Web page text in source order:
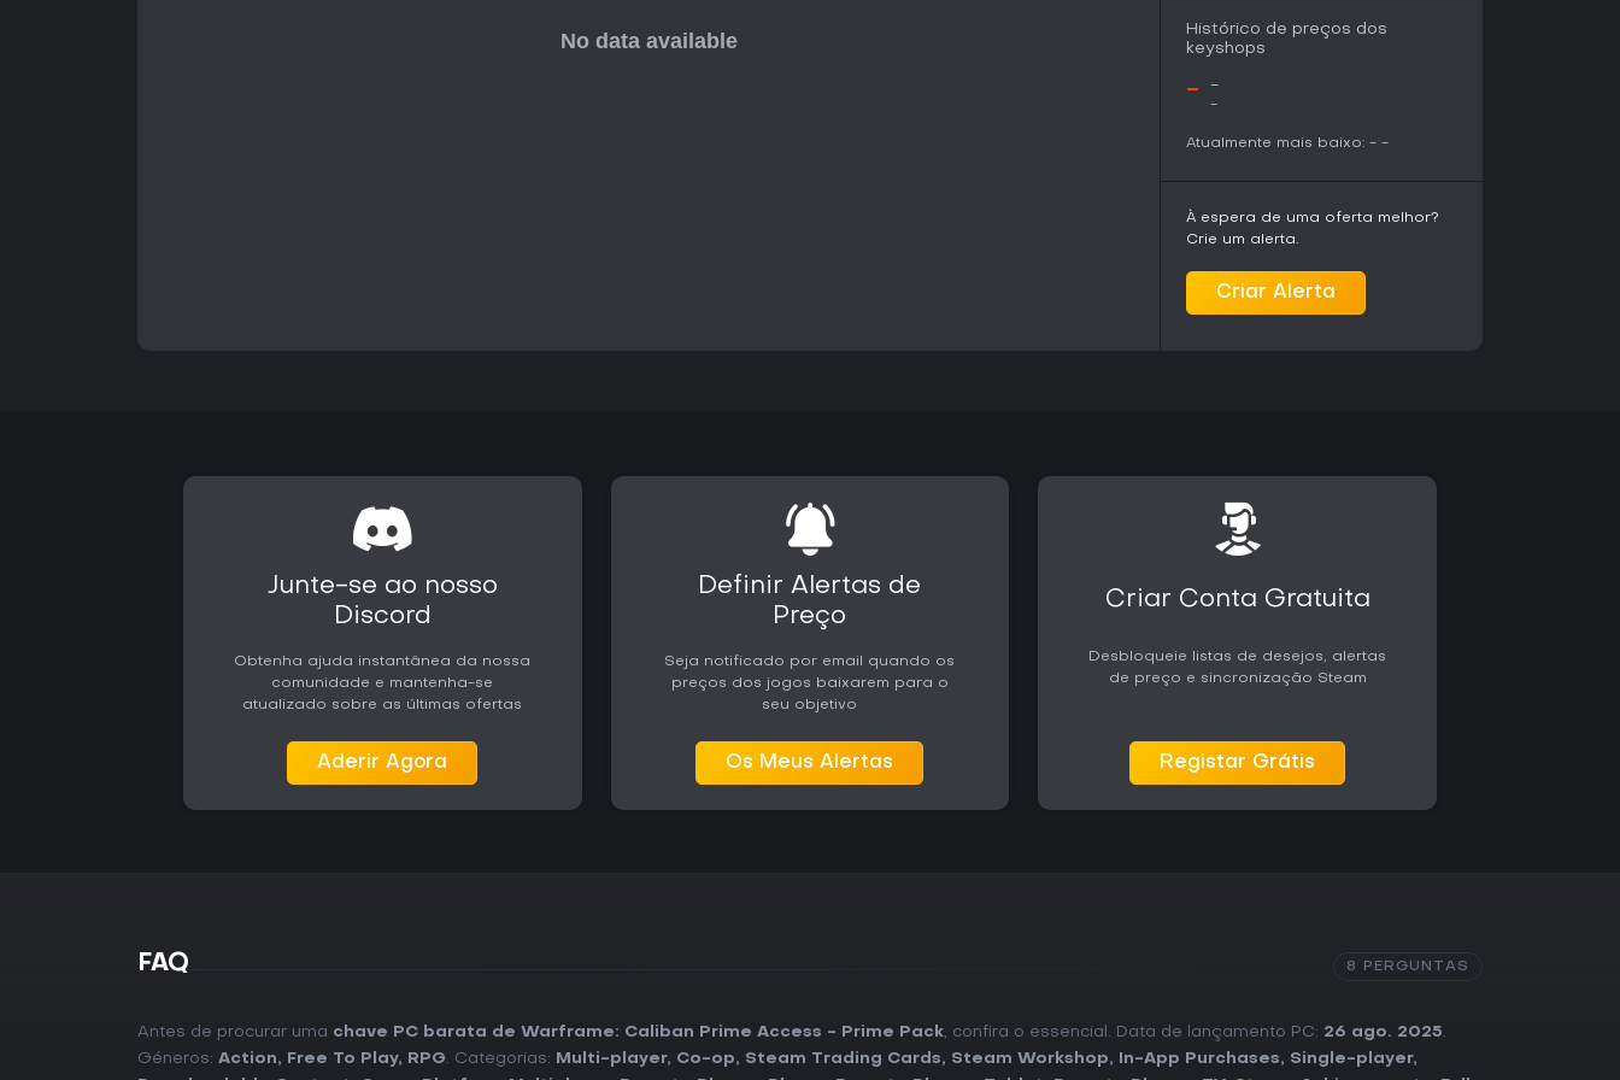
Histórico de preços dos
keyshops
- -
-
Atualmente mais baixo: - -
À espera de uma oferta melhor?
Crie um alerta.
Criar Alerta
Junte-se ao nosso
Discord
Obtenha ajuda instantânea da nossa
comunidade e mantenha-se
atualizado sobre as últimas ofertas
Aderir Agora
Definir Alertas de
Preço
Seja notificado por email quando os
preços dos jogos baixarem para o
seu objetivo
Os Meus Alertas
Criar Conta Gratuita
Desbloqueie listas de desejos, alertas
de preço e sincronização Steam
Registar Grátis
FAQ 8 PERGUNTAS
Antes de procurar uma chave PC barata de Warframe: Caliban Prime Access - Prime Pack, confira o essencial. Data de lançamento PC: 26 ago. 2025.
Géneros: Action, Free To Play, RPG. Categorias: Multi-player, Co-op, Steam Trading Cards, Steam Workshop, In-App Purchases, Single-player,